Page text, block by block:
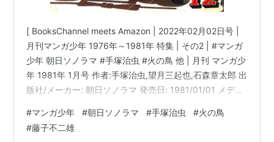
[ BooksChannel meets Amazon | 2022年02月02日号 |
月刊マンガ少年 1976年～1981年 特集 | その2 | #マンガ
少年 朝日ソノラマ #手塚治虫 #火の鳥 他 | 月刊 マンガ少
年 1981年 1月号 作者:手塚治虫,望月三起也,石森章太郎 出
版社/メーカー: 朝日ソノラマ 発売日: 1981/01/01 メディ
藤子不二雄,石森章太郎 出版社/メーカー: 朝日ソノラマ 発
売日: 1976/12/01 メディア: 雑誌 月刊 マンガ少年 1979
#マンガ少年 #朝日ソノラマ #手塚治虫 #火の鳥
#藤子不二雄